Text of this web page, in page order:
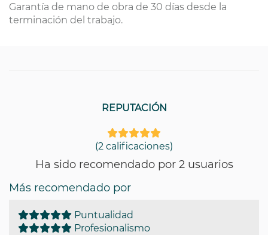
Garantía de mano de obra de 30 días desde la
terminación del trabajo.
REPUTACIÓN
(2 calificaciones)
Ha sido recomendado por 2 usuarios
Más recomendado por
Puntualidad
Profesionalismo